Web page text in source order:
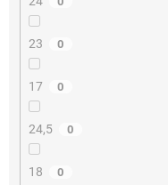
23 0
17 0
24,5 0
18 0